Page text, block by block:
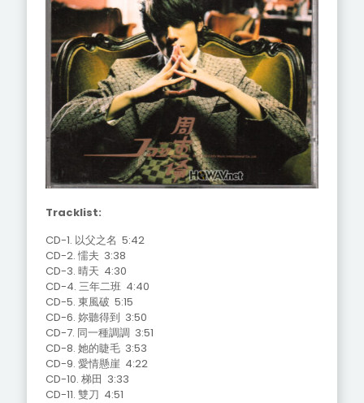
Tracklist:
CD-1. 以父之名 5:42
CD-2. 懦夫 3:38
CD-3. 晴天 4:30
CD-4. 三年二班 4:40
CD-5. 東風破 5:15
CD-6. 妳聽得到 3:50
CD-7. 同一種調調 3:51
CD-8. 她的睫毛 3:53
CD-9. 愛情懸崖 4:22
CD-10. 梯田 3:33
CD-11. 雙刀 4:51